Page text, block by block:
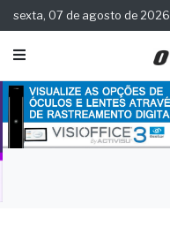
sexta, 07 de agosto de 2026